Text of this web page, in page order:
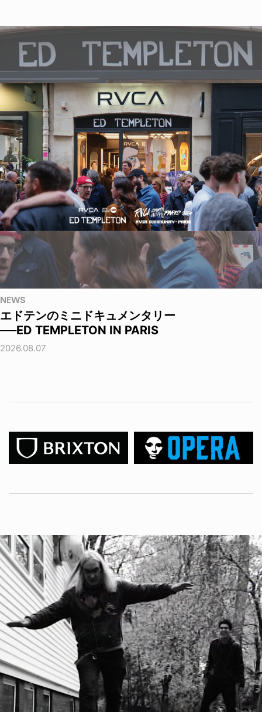
NEWS
エドテンのミニドキュメンタリー
──ED TEMPLETON IN PARIS
2026.08.07